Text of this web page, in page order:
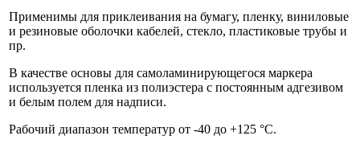
Применимы для приклеивания на бумагу, пленку, виниловые
и резиновые оболочки кабелей, стекло, пластиковые трубы и
пр.
В качестве основы для самоламинирующегося маркера
используется пленка из полиэстера с постоянным адгезивом
и белым полем для надписи.
Рабочий диапазон температур от -40 до +125 °С.